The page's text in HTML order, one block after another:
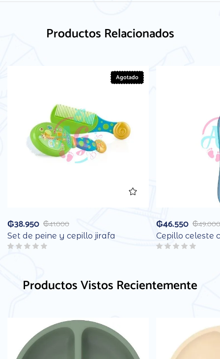
Productos Relacionados
Agotado
₲41.000
₲38.950
Set de peine y cepillo jirafa
₲49.000
₲46.550
Cepillo celeste
Productos Vistos Recientemente